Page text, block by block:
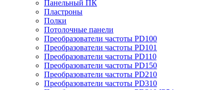
Панельный ПК
Пластроны
Полки
Потолочные панели
Преобразователи частоты PD100
Преобразователи частоты PD101
Преобразователи частоты PD110
Преобразователи частоты PD150
Преобразователи частоты PD210
Преобразователи частоты PD310